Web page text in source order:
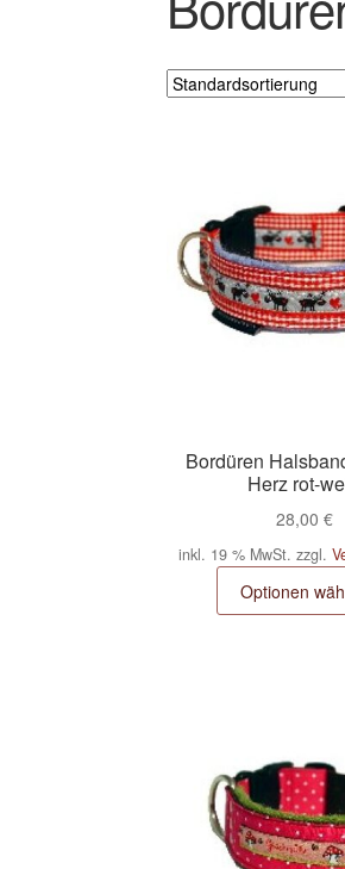
Bordüren
Herz rot-
28,00 €
inkl. 19 % MwSt. zzgl.
Optionen